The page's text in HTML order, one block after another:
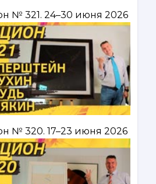
№ 321. 24–30 июня 2026
№ 320. 17–23 июня 2026